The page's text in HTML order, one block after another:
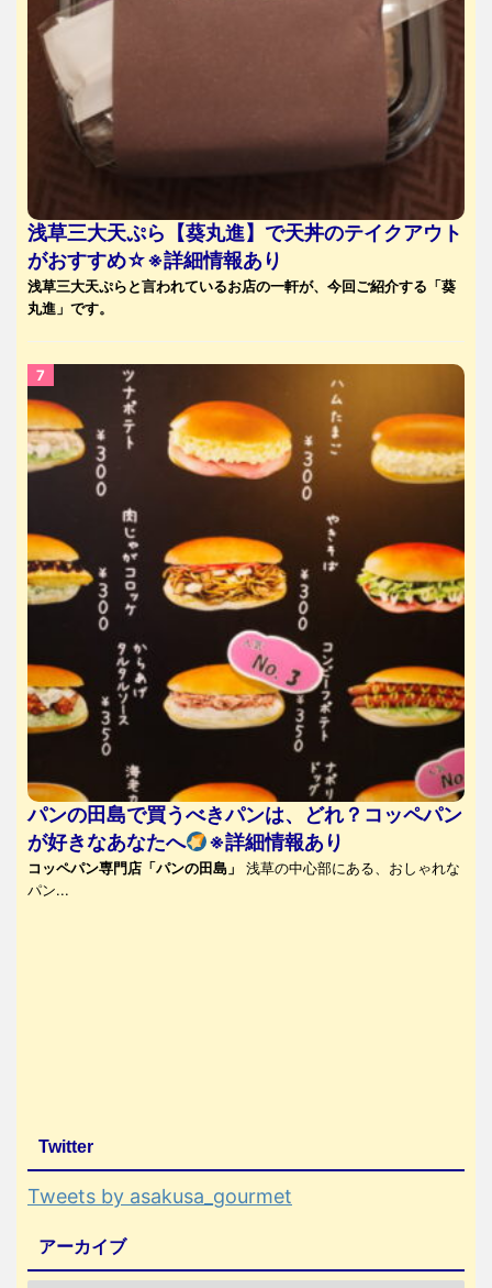
浅草三大天ぷら【葵丸進】で天丼のテイクアウト
がおすすめ☆※詳細情報あり
浅草三大天ぷらと言われているお店の一軒が、今回ご紹介する「葵
丸進」です。
パンの田島で買うべきパンは、どれ？コッペパン
が好きなあなたへ
※詳細情報あり
コッペパン専門店「パンの田島」
浅草の中心部にある、おしゃれな
パン...
Twitter
Tweets by asakusa_gourmet
アーカイブ